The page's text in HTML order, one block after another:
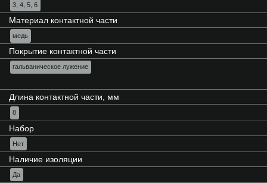
3, 4, 5, 6
Материал контактной части
медь
Покрытие контактной части
гальваническое лужение
Длина контактной части, мм
8
Набор
Нет
Наличие изоляции
Да